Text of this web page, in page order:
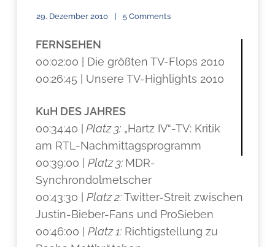
29. Dezember 2010 5 Comments
FERNSEHEN
00:02:00 | Die größten TV-Flops 2010
00:26:45 | Unsere TV-Highlights 2010
KuH DES JAHRES
00:34:40 |
Platz 3: „Hartz IV“-TV: Kritik
am RTL-Nachmittagsprogramm
00:39:00 |Platz 3: MDR-
Synchrondolmetscher
00:43:30 |Platz 2:Twitter-Streit zwischen
Justin-Bieber-Fans und ProSieben
00:46:00 |Platz 1: Richtigstellung zu